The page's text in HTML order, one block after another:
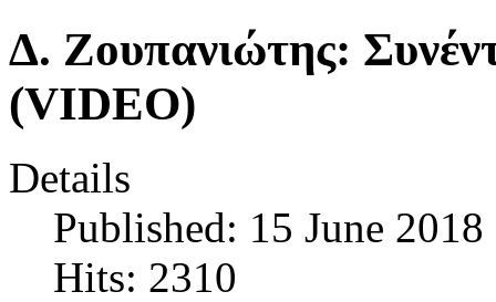
Δ. Ζουπανιώτης:
(VIDEO)
Details
Published: 15 June 2018
Hits: 2310